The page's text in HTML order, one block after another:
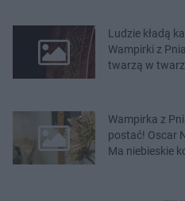
Ludzie kładą
Wampirki z
twarzą w twarz
Wampirka z
postać! Oscar
Ma niebieskie